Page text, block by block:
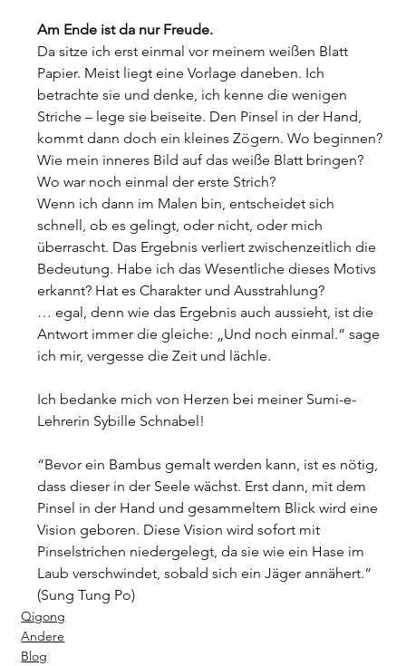
Am Ende ist da nur Freude.
Da sitze ich erst einmal vor meinem weißen Blatt
Papier. Meist liegt eine Vorlage daneben. Ich
betrachte sie und denke, ich kenne die wenigen
Striche – lege sie beiseite. Den Pinsel in der Hand,
kommt dann doch ein kleines Zögern. Wo beginnen?
Wie mein inneres Bild auf das weiße Blatt bringen?
Wo war noch einmal der erste Strich?
Wenn ich dann im Malen bin, entscheidet sich
schnell, ob es gelingt, oder nicht, oder mich
überrascht. Das Ergebnis verliert zwischenzeitlich die
Bedeutung. Habe ich das Wesentliche dieses Motivs
erkannt? Hat es Charakter und Ausstrahlung?
… egal, denn wie das Ergebnis auch aussieht, ist die
Antwort immer die gleiche: „Und noch einmal.“ sage
ich mir, vergesse die Zeit und lächle.
Ich bedanke mich von Herzen bei meiner Sumi-e-
Lehrerin Sybille Schnabel!
“Bevor ein Bambus gemalt werden kann, ist es nötig,
dass dieser in der Seele wächst. Erst dann, mit dem
Pinsel in der Hand und gesammeltem Blick wird eine
Vision geboren. Diese Vision wird sofort mit
Pinselstrichen niedergelegt, da sie wie ein Hase im
Laub verschwindet, sobald sich ein Jäger annähert.“
(Sung Tung Po)
Qigong
Andere
Blog